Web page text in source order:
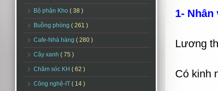
Bộ phận Kho ( 38 )
Buồng phòng ( 261 )
Cafe-Nhà hàng ( 280 )
Cây xanh ( 75 )
Chăm sóc KH ( 62 )
Công nghệ-IT ( 14 )
1-
Lương
Có kinh